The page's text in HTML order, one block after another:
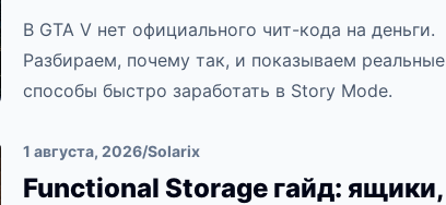
В GTA V нет официального чит-кода на деньги.
Разбираем, почему так, и показываем реальные
способы быстро заработать в Story Mode.
1 августа, 2026/Solarix
Functional Storage гайд: ящики,